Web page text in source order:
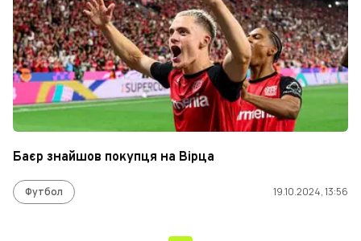
Баєр знайшов покупця на Вірца
Футбол 19.10.2024, 13:56